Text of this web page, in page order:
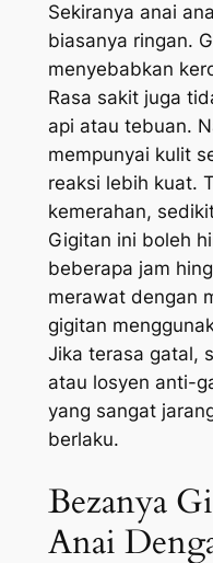
Sekiranya anai
biasanya ringan.
menyebabkan
Rasa sakit juga
api atau tebuan.
mempunyai kulit
reaksi lebih kuat.
kemerahan,
Gigitan ini boleh
beberapa jam
merawat dengan
gigitan
Jika terasa gatal,
atau losyen anti-
yang sangat
berlaku.
Bezanya
Anai